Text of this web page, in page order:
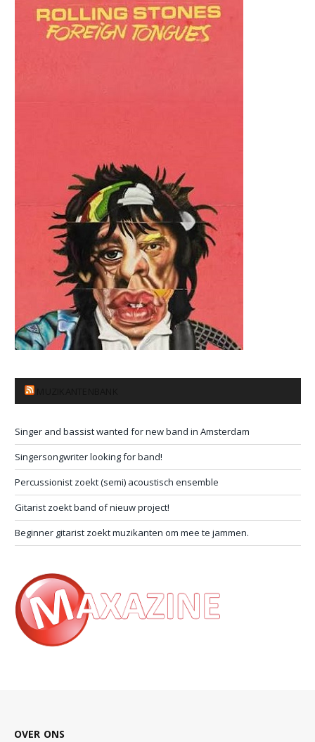
Singer and bassist wanted for new band in Amsterdam
Singersongwriter looking for band!
Percussionist zoekt (semi) acoustisch ensemble
Gitarist zoekt band of nieuw project!
Beginner gitarist zoekt muzikanten om mee te jammen.
OVER ONS